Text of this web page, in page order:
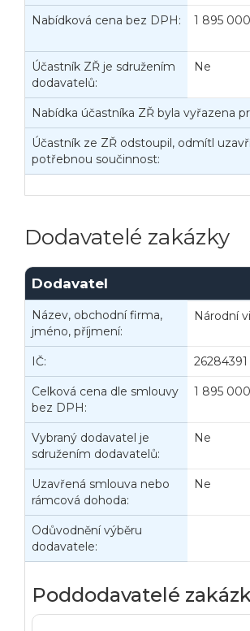
Nabídková cena bez DPH: 1 895
Účastník ZŘ je sdružením
dodavatelů:
Ne
Nabídka účastníka ZŘ byla vyřazena
Účastník ze ZŘ odstoupil, odmítl
potřebnou součinnost:
Dodavatelé zakázky
Dodavatel
Název, obchodní firma,
jméno, příjmení:
Národní
IČ: 26284391
Celková cena dle smlouvy
bez DPH:
1 895
Vybraný dodavatel je
sdružením dodavatelů:
Ne
Uzavřená smlouva nebo
rámcová dohoda:
Ne
Odůvodnění výběru
dodavatele:
Poddodavatelé
Veřejné zakázky
Powered by chaterimo